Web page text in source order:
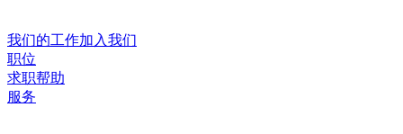
我们的工作加入我们
职位
求职帮助
服务